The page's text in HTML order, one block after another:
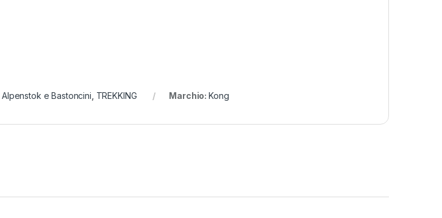
Alpenstok e Bastoncini TREKKING Marchio: Kong